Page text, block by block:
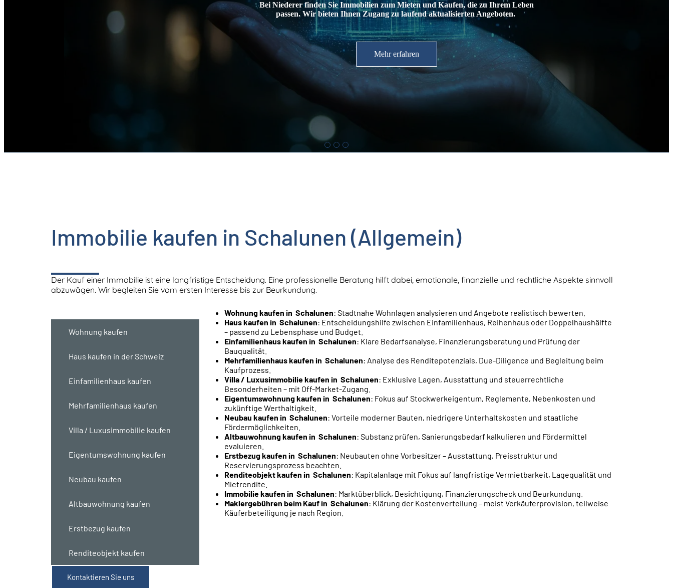
Bei Niederer finden Sie Immobilien zum Mieten und Kaufen, die zu Ihrem Leben
passen. Wir bieten Ihnen Zugang zu laufend aktualisierten Angeboten.
Mehr erfahren
Immobilie kaufen in Schalunen (Allgemein)
Der Kauf einer Immobilie ist eine langfristige Entscheidung. Eine professionelle Beratung hilft dabei, emotionale, finanzielle und rechtliche Aspekte sinnvoll
abzuwägen. Wir begleiten Sie vom ersten Interesse bis zur Beurkundung.
Wohnung kaufen
Haus kaufen in der Schweiz
Einfamilienhaus kaufen
Mehrfamilienhaus kaufen
Villa / Luxusimmobilie kaufen
Eigentumswohnung kaufen
Neubau kaufen
Altbauwohnung kaufen
Erstbezug kaufen
Renditeobjekt kaufen
Wohnung kaufen in Schalunen: Stadtnahe Wohnlagen analysieren und Angebote realistisch bewerten.
Haus kaufen in Schalunen: Entscheidungshilfe zwischen Einfamilienhaus, Reihenhaus oder Doppelhaushälfte
– passend zu Lebensphase und Budget.
Einfamilienhaus kaufen in Schalunen: Klare Bedarfsanalyse, Finanzierungsberatung und Prüfung der
Bauqualität.
Mehrfamilienhaus kaufen in Schalunen: Analyse des Renditepotenzials, Due-Diligence und Begleitung beim
Kaufprozess.
Villa / Luxusimmobilie kaufen in Schalunen: Exklusive Lagen, Ausstattung und steuerrechtliche
Besonderheiten – mit Off-Market-Zugang.
Eigentumswohnung kaufen in Schalunen: Fokus auf Stockwerkeigentum, Reglemente, Nebenkosten und
zukünftige Werthaltigkeit.
Neubau kaufen in Schalunen: Vorteile moderner Bauten, niedrigere Unterhaltskosten und staatliche
Fördermöglichkeiten.
Altbauwohnung kaufen in Schalunen: Substanz prüfen, Sanierungsbedarf kalkulieren und Fördermittel
evaluieren.
Erstbezug kaufen in Schalunen: Neubauten ohne Vorbesitzer – Ausstattung, Preisstruktur und
Reservierungsprozess beachten.
Renditeobjekt kaufen in Schalunen: Kapitalanlage mit Fokus auf langfristige Vermietbarkeit, Lagequalität und
Mietrendite.
Immobilie kaufen in Schalunen: Marktüberblick, Besichtigung, Finanzierungscheck und Beurkundung.
Maklergebühren beim Kauf in Schalunen: Klärung der Kostenverteilung – meist Verkäuferprovision, teilweise
Käuferbeteiligung je nach Region.
Kontaktieren Sie uns